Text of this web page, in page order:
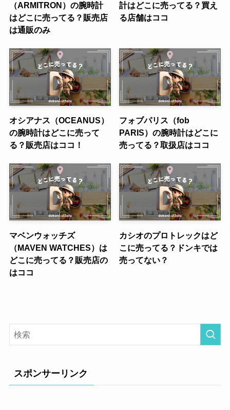
（ARMITRON）の腕時計
はどこに売ってる？販売店
は通販のみ
計はどこに売ってる？買え
る店舗はココ
オシアナス（OCEANUS）
の腕時計はどこに売って
る？販売店はココ！
フォブパリス（fob
PARIS）の腕時計はどこに
売ってる？取扱店はココ
マベンウォッチズ
（MAVEN WATCHES）は
どこに売ってる？販売店の
はココ
カシオのプロトレックはど
こに売ってる？ドンキでは
売ってない？
スポンサーリンク